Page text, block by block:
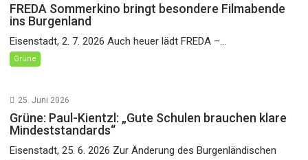
FREDA Sommerkino bringt besondere Filmabende
ins Burgenland
Eisenstadt, 2. 7. 2026 Auch heuer lädt FREDA –...
Grüne
25. Juni 2026
Grüne: Paul-Kientzl: „Gute Schulen brauchen klare
Mindeststandards“
Eisenstadt, 25. 6. 2026 Zur Änderung des Burgenländischen